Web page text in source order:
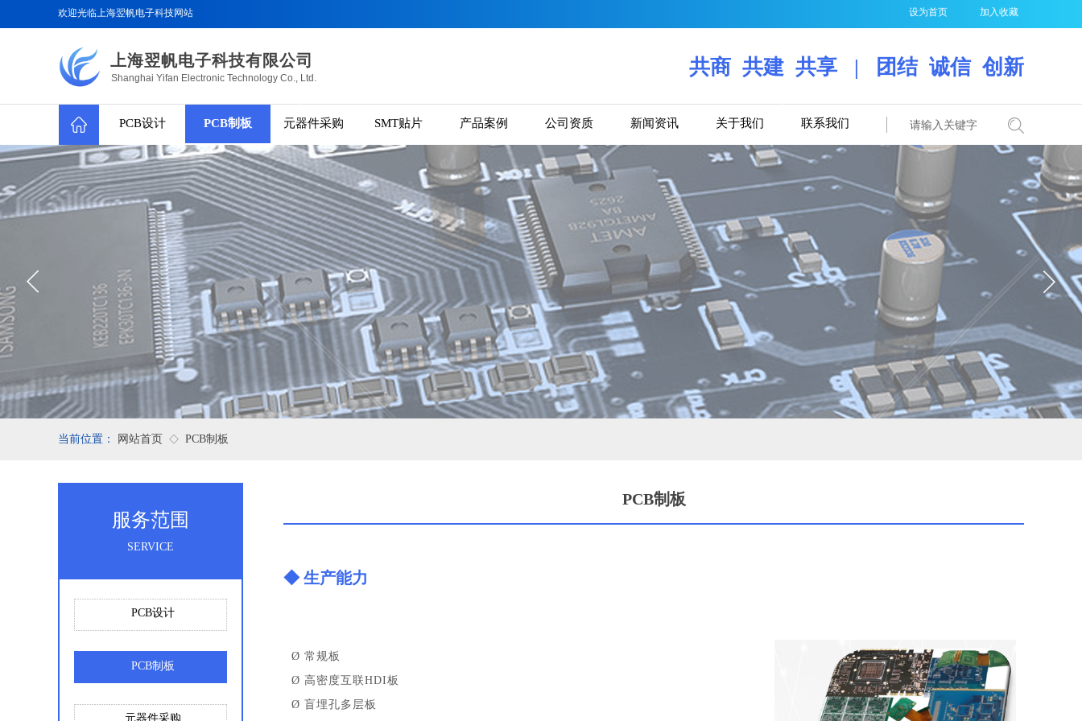
设为首页 加入收藏
欢迎光临上海翌帆电子科技网站
上海翌帆电子科技有限公司
Shanghai Yifan Electronic Technology Co., Ltd. 共商 共建 共享 | 团结 诚信 创新​​
PCB设计 PCB制板 元器件采购 SMT贴片 产品案例 公司资质 新闻资讯 关于我们 联系我们 搜索
网站首页 ◇ PCB制板
当前位置：
PCB设计
PCB制板
元器件采购
服务范围
SERVICE
PCB制板
◆生产能力
Ø 常规板
Ø 高密度互联HDI板
Ø 盲埋孔多层板